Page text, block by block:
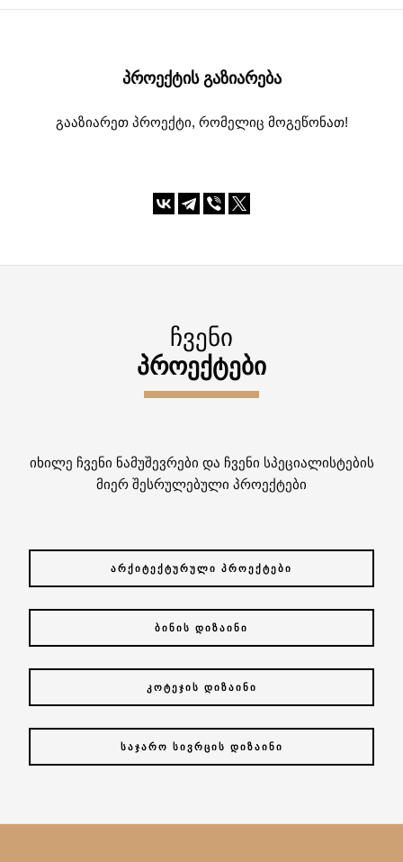
ᲞᲠᲝᲔᲥᲢᲘᲡ ᲒᲐᲖᲘᲐᲠᲔᲑᲐ
გააზიარეთ პროექტი, რომელიც მოგეწონათ!
ᲩᲕᲔᲜᲘ
ᲞᲠᲝᲔᲥᲢᲔᲑᲘ
იხილე ჩვენი ნამუშევრები და ჩვენი სპეციალისტების
მიერ შესრულებული პროექტები
ᲐᲠᲥᲘᲢᲔᲥᲢᲣᲠᲣᲚᲘ ᲞᲠᲝᲔᲥᲢᲔᲑᲘ
ᲑᲘᲜᲘᲡ ᲓᲘᲖᲐᲘᲜᲘ
ᲙᲝᲢᲔᲯᲘᲡ ᲓᲘᲖᲐᲘᲜᲘ
ᲡᲐᲯᲐᲠᲝ ᲡᲘᲕᲠᲪᲘᲡ ᲓᲘᲖᲐᲘᲜᲘ